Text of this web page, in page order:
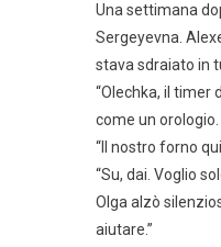
Una settimana
Sergeyevna.
stava sdraiato in
“Olechka, il
come un
“Il nostro forno
“Su, dai. Voglio
Olga alzò
aiutare.”